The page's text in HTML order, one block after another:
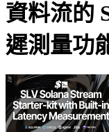
資料流的
遲測量功